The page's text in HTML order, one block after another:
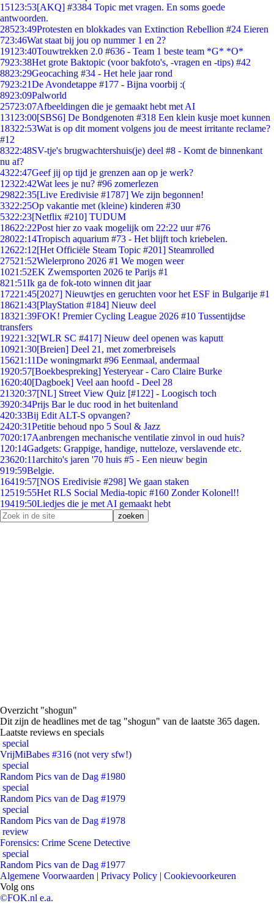
151 23:53[AKQ] #3384 Topic met vragen. En soms goede
antwoorden.
28523:49Protesten en blokkades van Extinction Rebellion #24 Eieren
723:46Wat staat bij jou op nummer 1 en 2?
191 23:40Touwtrekken 2.0 #636 - Team 1 beste team *G* *O*
7923:38Het grote Baktopic (voor bakfoto's, -vragen en -tips) #42
8823:29Geocaching #34 - Het hele jaar rond
7923:21De Avondetappe #177 - Bijna voorbij :(
8923:09Palworld
25723:07Afbeeldingen die je gemaakt hebt met AI
131 23:00[SBS6] De Bondgenoten #318 Een klein kusje moet kunnen
18322:53Wat is op dit moment volgens jou de meest irritante reclame?
#12
8322:48SV-tje's brugwachtershuis(je) deel #8 - Komt de binnenkant
nu af?
4322:47Geef jij op tijd je grenzen aan op je werk?
12322:42Wat lees je nu? #96 zomerlezen
29822:35[Live Eredivisie #1787] We zijn begonnen!
3322:25Op vakantie met (kleine) kinderen #30
5322:23[Netflix #210] TUDUM
18622:22Post hier zo vaak mogelijk om 22:22 uur #76
28022:14Tropisch aquarium #73 - Het blijft toch kriebelen.
12622:12[Het Officiële Steam Topic #201] Steamrolled
27521:52Wielerprono 2026 #1 We mogen weer
1021:52EK Zwemsporten 2026 te Parijs #1
821:51Ik ga de fok-toto winnen dit jaar
17221:45[2027] Nieuwtjes en geruchten voor het ESF in Bulgarije #1
18621:43[PlayStation #184] Nieuw deel
18321:39FOK! Premier Cycling League 2026 #10 Tussentijdse
transfers
19221:32[WLR SC #417] Nieuw deel openen was kaputt
10921:30[Breien] Deel 21, met zomerbreisels
15621:11De woningmarkt #96 Eenmaal, andermaal
1920:57[Boekbespreking] Yesteryear - Caro Claire Burke
1620:40[Dagboek] Veel aan hoofd - Deel 28
21320:37[NL] Street View Quiz [#122] - Loogisch toch
3920:34Prijs Bar le duc rood in het buitenland
420:33Bij Edit ALT-S opvangen?
2420:31Petitie behoud npo 5 Soul & Jazz
7020:17Aanbrengen mechanische ventilatie zinvol in oud huis?
1 20:14Gadgets: Grappige, handige, nutteloze, verslavende etc.
23620:11archito's jaren '70 huis #5 - Een nieuw begin
919:59Belgie.
16419:57[NOS Eredivisie #298] We gaan staken
12519:55Het RLS Social Media-topic #160 Zonder Kolonel!!
19419:50Liedjes die je met AI gemaakt hebt
Overzicht "shogun"
Dit zijn de headlines met de tag "shogun" van de laatste 365 dagen.
Laatste reviews en specials
special
VrijMiBabes #316 (not very sfw!)
special
Random Pics van de Dag #1980
special
Random Pics van de Dag #1979
special
Random Pics van de Dag #1978
review
Forensics: Crime Scene Detective
special
Random Pics van de Dag #1977
Algemene Voorwaarden | Privacy Policy | Cookievoorkeuren
Volg ons
©FOK.nl e.a.